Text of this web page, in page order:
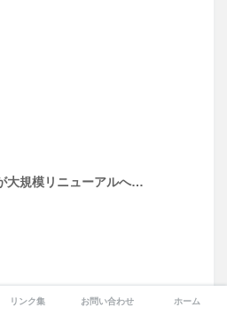
大規模リニューアルへ…
リンク集 お問い合わせ ホーム